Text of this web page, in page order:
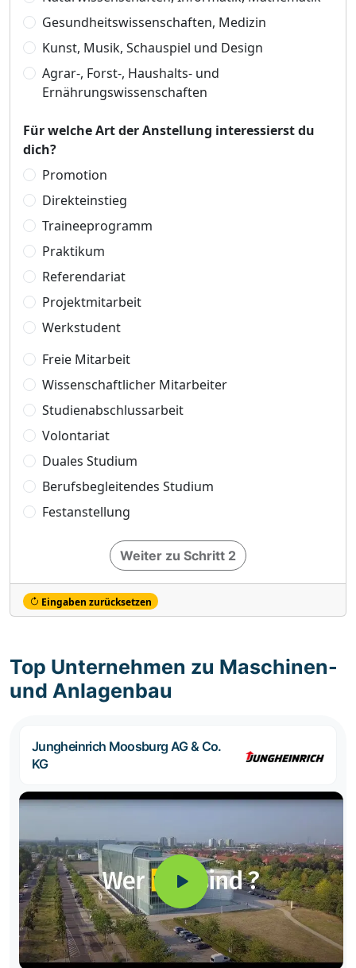
Gesundheitswissenschaften, Medizin
Kunst, Musik, Schauspiel und Design
Agrar-, Forst-, Haushalts- und
Ernährungswissenschaften
Für welche Art der Anstellung interessierst du
dich?
Promotion
Direkteinstieg
Traineeprogramm
Praktikum
Referendariat
Projektmitarbeit
Werkstudent
Freie Mitarbeit
Wissenschaftlicher Mitarbeiter
Studienabschlussarbeit
Volontariat
Duales Studium
Berufsbegleitendes Studium
Festanstellung
Weiter zu Schritt 2
Eingaben zurücksetzen
Top Unternehmen zu Maschinen-
und Anlagenbau
Jungheinrich Moosburg AG & Co.
KG